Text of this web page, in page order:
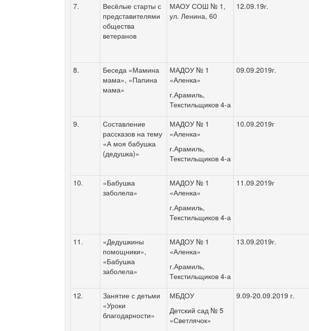
7.
Весёлые старты с
представителями
общества
ветеранов
МАОУ СОШ № 1,
ул. Ленина, 60
12.09.19г.
8.
Беседа «Мамина
мама», «Папина
мама»
МАДОУ № 1
«Аленка»
г.Арамиль,
Текстильщиков4-а
09.09.2019г.
9.
Составление
рассказов на тему
«А моя бабушка
(дедушка)»
МАДОУ № 1
«Аленка»
г.Арамиль,
Текстильщиков4-а
10.09.2019г
10.
«Бабушка
заболела»
МАДОУ № 1
«Аленка»
г.Арамиль,
Текстильщиков4-а
11.09.2019г
11.
«Дедушкины
помощники»,
«Бабушка
заболела»
МАДОУ № 1
«Аленка»
г.Арамиль,
Текстильщиков4-а
13.09.2019г.
12.
Занятие с детьми
«Уроки
благодарности»
МБДОУ
Детский сад № 5
«Светлячок»
9.09-20.09.2019 г.